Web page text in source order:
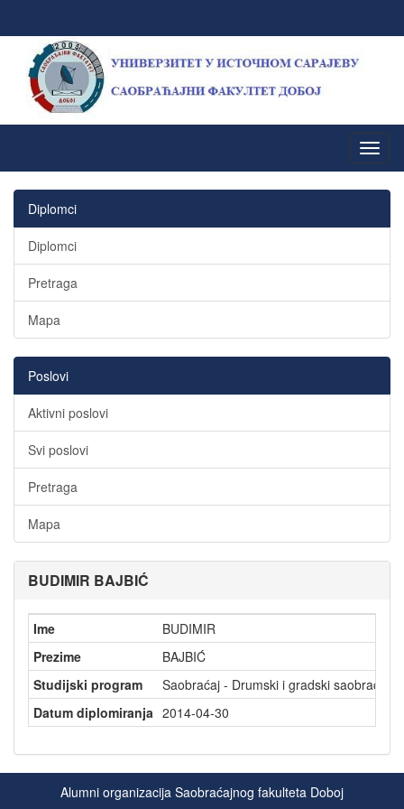
Diplomci
Diplomci
Pretraga
Mapa
Poslovi
Aktivni poslovi
Svi poslovi
Pretraga
Mapa
BUDIMIR BAJBIĆ
Ime
BUDIMIR
Prezime
BAJBIĆ
Studijski program
Saobraćaj - Drumski i gradski saobraćaj
Datum diplomiranja 2014-04-30
Alumni organizacija Saobraćajnog fakulteta Doboj